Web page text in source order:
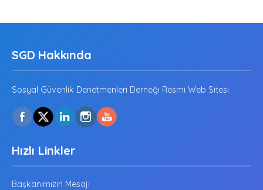
SGD Hakkında
Sosyal Güvenlik Denetmenleri Derneği Resmi Web Sitesi
Hızlı Linkler
Başkanımızın Mesajı